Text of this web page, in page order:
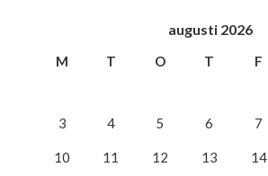
augusti 2026
M T O T F
3 4 5 6 7
10 11 12 13 14